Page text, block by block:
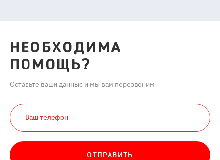
НЕОБХОДИМА
ПОМОЩЬ?
Оставьте ваши данные и мы вам перезвоним
ОТПРАВИТЬ